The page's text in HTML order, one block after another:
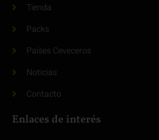
Tienda
Packs
Países Ceveceros
Noticias
Contacto
Enlaces de interés